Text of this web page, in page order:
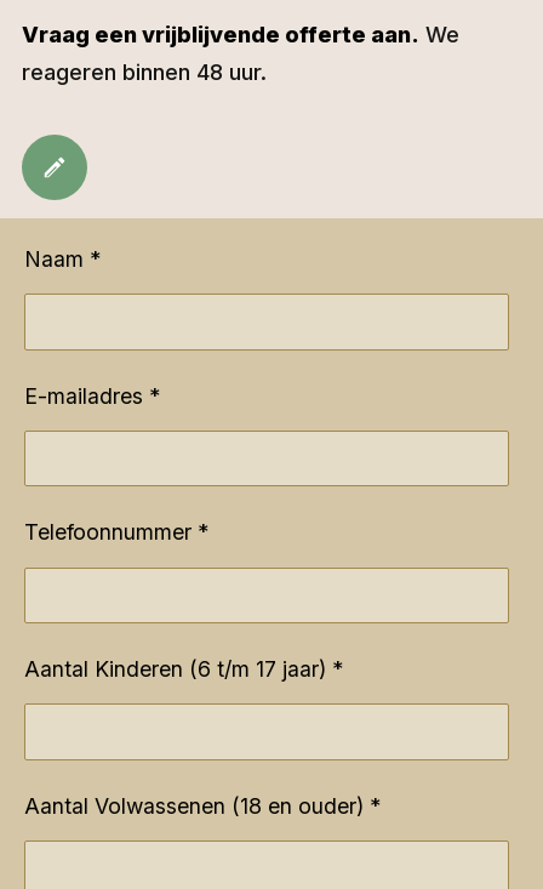
Vraag een vrijblijvende offerte aan. We
reageren binnen 48 uur.
Naam *
E-mailadres *
Telefoonnummer *
Aantal Kinderen (6 t/m 17 jaar) *
Aantal Volwassenen (18 en ouder) *